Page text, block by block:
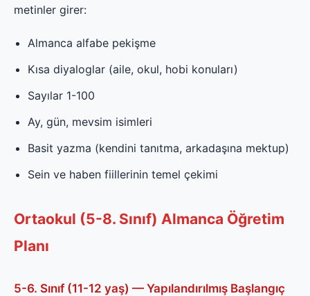
metinler girer:
Almanca alfabe pekişme
Kısa diyaloglar (aile, okul, hobi konuları)
Sayılar 1-100
Ay, gün, mevsim isimleri
Basit yazma (kendini tanıtma, arkadaşına mektup)
Sein ve haben fiillerinin temel çekimi
Ortaokul (5-8. Sınıf) Almanca Öğretim
Planı
5-6. Sınıf (11-12 yaş) — Yapılandırılmış Başlangıç